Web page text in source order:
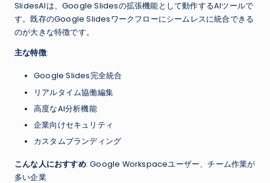
SlidesAIは、Google Slidesの拡張機能として動作するAIツールで
す。既存のGoogle Slidesワークフローにシームレスに統合できる
のが大きな特徴です。
主な特徴:
Google Slides完全統合
リアルタイム協働編集
高度なAI分析機能
企業向けセキュリティ
カスタムブランディング
こんな人におすすめ: Google Workspaceユーザー、チーム作業が
多い企業